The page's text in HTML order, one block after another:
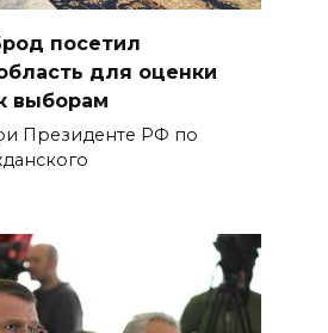
посетил
для оценки
выборам
Президенте РФ по